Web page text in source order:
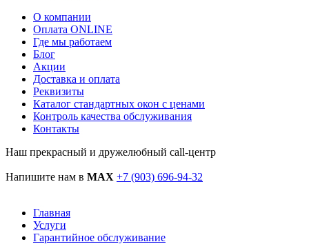
О компании
Оплата ONLINE
Где мы работаем
Блог
Акции
Доставка и оплата
Реквизиты
Каталог стандартных окон c ценами
Контроль качества обслуживания
Контакты
Наш прекрасный и дружелюбный call-центр
Напишите нам в MAX +7 (903) 696-94-32
Главная
Услуги
Гарантийное обслуживание